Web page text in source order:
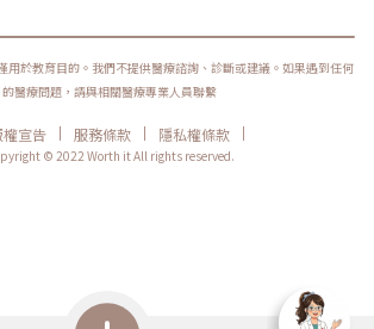
用於教育目的。我們不提供醫療諮詢、診斷或建議。如果遇到任何
的醫療問題，請與相關醫療專業人員聯繫
權宣告 | 服務條款 | 隱私權條款
|
© 2022 Worth it All rights reserved.